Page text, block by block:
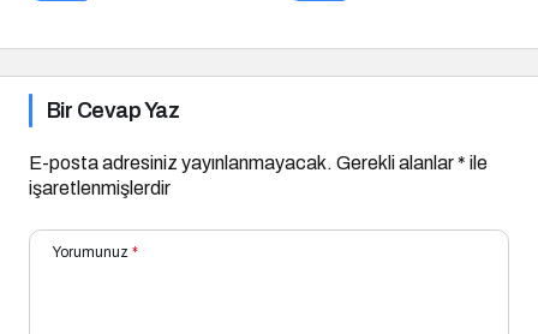
Bir Cevap Yaz
E-posta adresiniz yayınlanmayacak. Gerekli alanlar* ile
işaretlenmişlerdir
Yorumunuz *